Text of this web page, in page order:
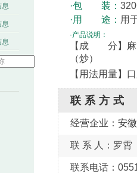
·包 装：
·用 途： 用
·产品说明：
【成 分】麻
（炒）
【用法用量】
联系方式
经营企业： 安
联 系 人：罗霄
联系电话：
息
息
息